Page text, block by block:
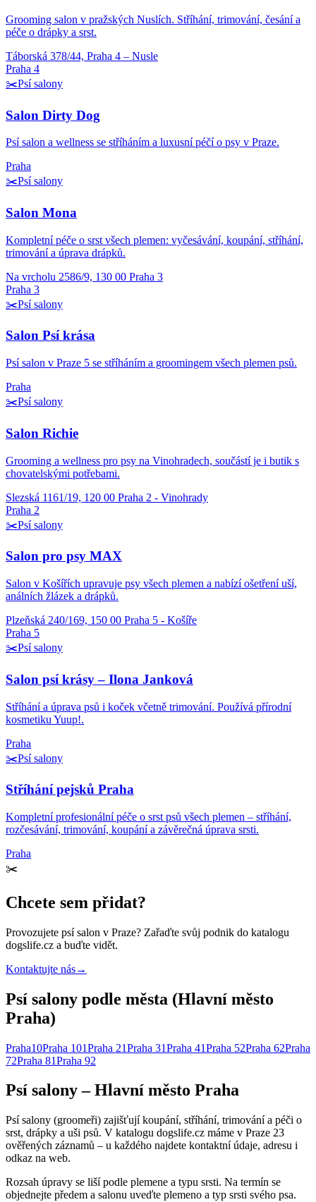
Grooming salon v pražských Nuslích. Stříhání, trimování, česání a
péče o drápky a srst.
Táborská 378/44, Praha 4 – Nusle
Praha 4
✂️Psí salony
Salon Dirty Dog
Psí salon a wellness se stříháním a luxusní péčí o psy v Praze.
Praha
✂️Psí salony
Salon Mona
Kompletní péče o srst všech plemen: vyčesávání, koupání, stříhání,
trimování a úprava drápků.
Na vrcholu 2586/9, 130 00 Praha 3
Praha 3
✂️Psí salony
Salon Psí krása
Psí salon v Praze 5 se stříháním a groomingem všech plemen psů.
Praha
✂️Psí salony
Salon Richie
Grooming a wellness pro psy na Vinohradech, součástí je i butik s
chovatelskými potřebami.
Slezská 1161/19, 120 00 Praha 2 - Vinohrady
Praha 2
✂️Psí salony
Salon pro psy MAX
Salon v Košířích upravuje psy všech plemen a nabízí ošetření uší,
análních žlázek a drápků.
Plzeňská 240/169, 150 00 Praha 5 - Košíře
Praha 5
✂️Psí salony
Salon psí krásy – Ilona Janková
Stříhání a úprava psů i koček včetně trimování. Používá přírodní
kosmetiku Yuup!.
Praha
✂️Psí salony
Stříhání pejsků Praha
Kompletní profesionální péče o srst psů všech plemen – stříhání,
rozčesávání, trimování, koupání a závěrečná úprava srsti.
Praha
✂️
Chcete sem přidat?
Provozujete psí salon v Praze? Zařaďte svůj podnik do katalogu
dogslife.cz a buďte vidět.
Kontaktujte nás→
Psí salony podle města (Hlavní město
Praha)
Praha10Praha 101Praha 21Praha 31Praha 41Praha 52Praha 62Praha
72Praha 81Praha 92
Psí salony – Hlavní město Praha
Psí salony (groomeři) zajišťují koupání, stříhání, trimování a péči o
srst, drápky a uši psů. V katalogu dogslife.cz máme v Praze 23
ověřených záznamů – u každého najdete kontaktní údaje, adresu i
odkaz na web.
Rozsah úpravy se liší podle plemene a typu srsti. Na termín se
objednejte předem a salonu uveďte plemeno a typ srsti svého psa.